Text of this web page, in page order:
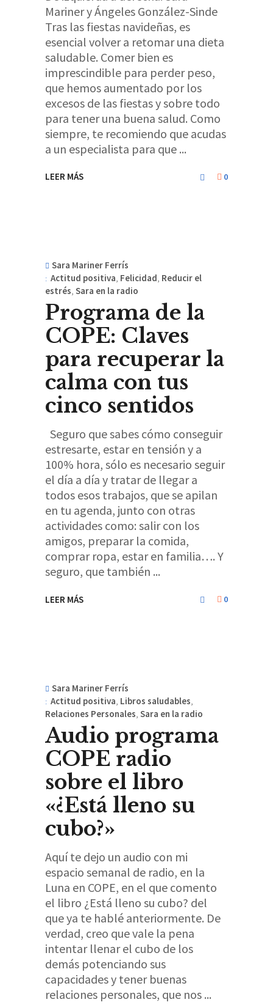
Mariner y Ángeles González-Sinde
Tras las fiestas navideñas, es
esencial volver a retomar una dieta
saludable. Comer bien es
imprescindible para perder peso,
que hemos aumentado por los
excesos de las fiestas y sobre todo
para tener una buena salud. Como
siempre, te recomiendo que acudas
a un especialista para que
LEER MÁS 0
Sara Mariner Ferrís
Actitud positiva, Felicidad, Reducir el
estrés, Sara en la radio
Programa de la
COPE: Claves
para recuperar la
calma con tus
cinco sentidos
Seguro que sabes cómo conseguir
estresarte, estar en tensión y a
100% hora, sólo es necesario seguir
el día a día y tratar de llegar a
todos esos trabajos, que se apilan
en tu agenda, junto con otras
actividades como: salir con los
amigos, preparar la comida,
comprar ropa, estar en familia…. Y
seguro, que también
LEER MÁS 0
Sara Mariner Ferrís
Actitud positiva, Libros saludables,
Relaciones Personales, Sara en la radio
Audio programa
COPE radio
sobre el libro
«¿Está lleno su
cubo?»
Aquí te dejo un audio con mi
espacio semanal de radio, en la
Luna en COPE, en el que comento
el libro ¿Está lleno su cubo? del
que ya te hablé anteriormente. De
verdad, creo que vale la pena
intentar llenar el cubo de los
demás potenciando sus
capacidades y tener buenas
relaciones personales, que nos